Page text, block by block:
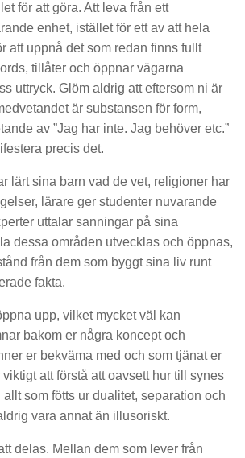
för att göra. Att leva från ett
enhet, istället för ett av att hela
att uppnå det som redan finns fullt
tillåter och öppnar vägarna
uttryck. Glöm aldrig att eftersom ni är
är substansen för form,
av ”Jag har inte. Jag behöver etc.”
precis det.
lärt sina barn vad de vet, religioner har
lärare ger studenter nuvarande
uttalar sanningar på sina
dessa områden utvecklas och öppnas,
från dem som byggt sina liv runt
fakta.
upp, vilket mycket väl kan
bakom er några koncept och
er bekväma med och som tjänat er
att förstå att oavsett hur till synes
som fötts ur dualitet, separation och
vara annat än illusoriskt.
delas. Mellan dem som lever från